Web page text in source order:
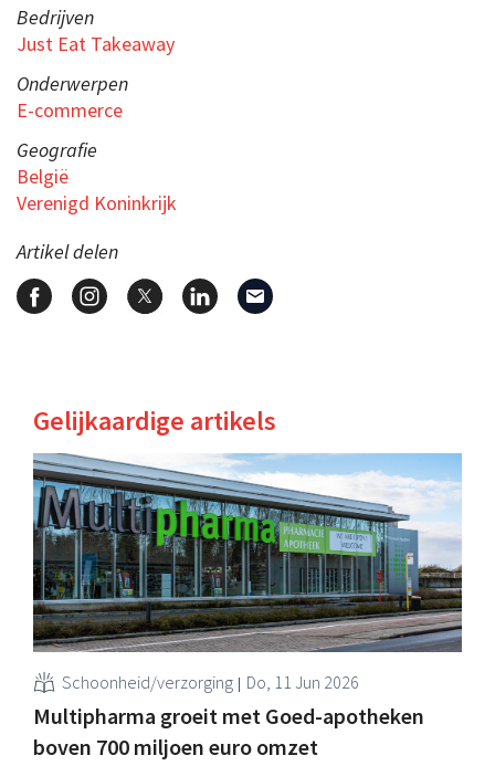
Bedrijven
Just Eat Takeaway
Onderwerpen
E-commerce
Geografie
België
Verenigd Koninkrijk
Artikel delen
Gelijkaardige artikels
Schoonheid/verzorging Do, 11 Jun 2026
Multipharma groeit met Goed-apotheken
boven 700 miljoen euro omzet